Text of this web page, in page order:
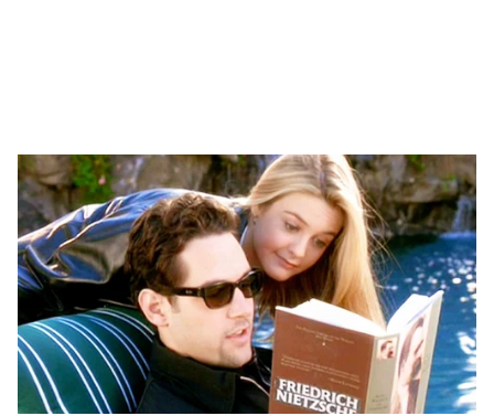
हिना बलूच का संघर्ष क्या रहा है?
हिना बलूच, जो खुद को ‘ख्वाजा सिरा’ मानती हैं, ने अपने
जीवन में काफी मुश्किलें देखी हैं। बचपन में उन्हें ऐसे
माहौल में रहना पड़ा, जहां थर्ड जेंडर समुदाय के लिए
सीमित और अक्सर शोषण से जुड़े विकल्प ही थे-जैसे
भीख मांगना या नाचना। लेकिन उन्होंने इन सीमाओं को
तोड़ा और जेंडर और माइनॉरिटी राइट्स के लिए आवाज